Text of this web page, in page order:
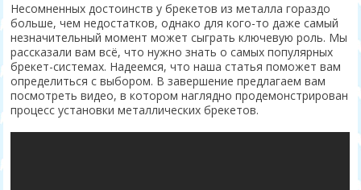
Несомненных достоинств у брекетов из металла гораздо
больше, чем недостатков, однако для кого-то даже самый
незначительный момент может сыграть ключевую роль. Мы
рассказали вам всё, что нужно знать о самых популярных
брекет-системах. Надеемся, что наша статья поможет вам
определиться с выбором. В завершение предлагаем вам
посмотреть видео, в котором наглядно продемонстрирован
процесс установки металлических брекетов.